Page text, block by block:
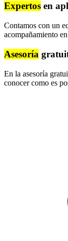
Expertos en
Contamos con un
acompañamiento
Asesoría
En la asesoría
conocer como es